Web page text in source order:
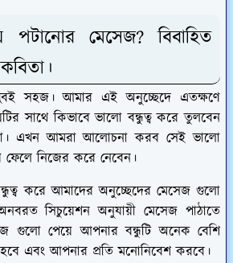
পটানোর মেসেজ? বিবাহিত
সহজ। আমার এই অনুচ্ছেদে এতক্ষণে
সাথে কিভাবে ভালো বন্ধুত্ব করে তুলবেন
এখন আমরা আলোচনা করব সেই ভালো
ফেলে নিজের করে নেবেন।
করে আমাদের অনুচ্ছেদের মেসেজ গুলো
সিচুয়েশন অনুযায়ী মেসেজ পাঠাতে
গুলো পেয়ে আপনার বন্ধুটি অনেক বেশি
এবং আপনার প্রতি মনোনিবেশ করবে।